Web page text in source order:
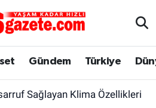
Gündem Türkiye
Sağlayan Klima Özellikleri
Eczaneler